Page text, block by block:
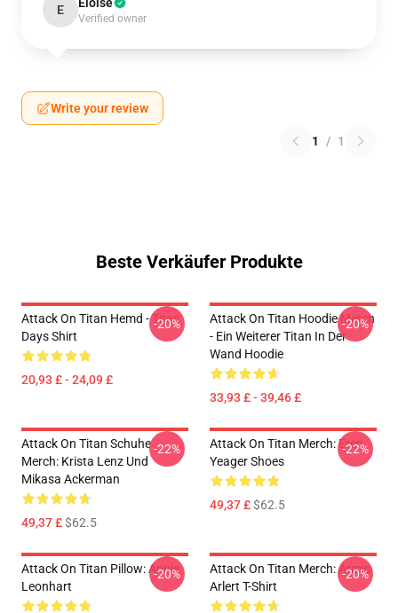
E
Verified owner
Write your review
1 / 1
Beste Verkäufer Produkte
Attack On Titan Hemd - Titan
Days Shirt
20,93 £ - 24,09 £
-20%
Attack On Titan Hoodie Merch
- Ein Weiterer Titan In Der
Wand Hoodie
33,93 £ - 39,46 £
-20%
Attack On Titan Schuhe
Merch: Krista Lenz Und
Mikasa Ackerman
49,37 £$62.5
-22%
Attack On Titan Merch: Eren
Yeager Shoes
49,37 £$62.5
-22%
Attack On Titan Pillow: Annie
Leonhart
-20%
Attack On Titan Merch: Armin
Arlert T-Shirt
-20%